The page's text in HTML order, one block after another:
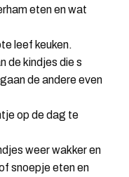
eten en wat
leef keuken.
de kindjes die s
de andere even
op de dag te
weer wakker en
snoepje eten en